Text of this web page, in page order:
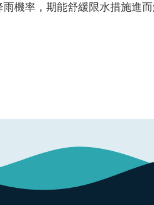
機率，期能舒緩限水措施進而